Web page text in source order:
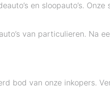
en sloopauto’s.
van particulieren. Na
bod van onze inkopers.